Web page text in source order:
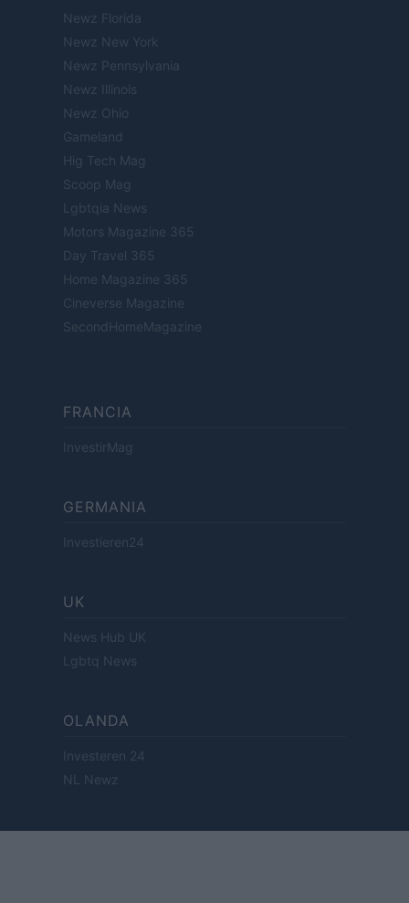
Newz Florida
Newz New York
Newz Pennsylvania
Newz Illinois
Newz Ohio
Gameland
Hig Tech Mag
Scoop Mag
Lgbtqia News
Motors Magazine 365
Day Travel 365
Home Magazine 365
Cineverse Magazine
SecondHomeMagazine
FRANCIA
InvestirMag
GERMANIA
Investieren24
UK
News Hub UK
Lgbtq News
OLANDA
Investeren 24
NL Newz